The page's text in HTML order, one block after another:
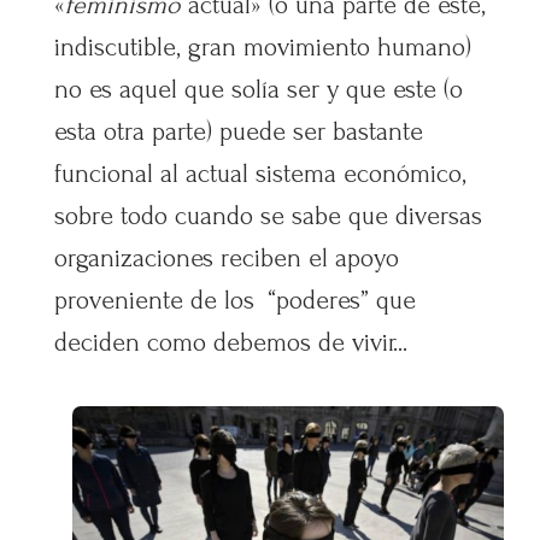
indiscutible, gran movimiento humano)
no es aquel que solía ser y que este (o
esta otra parte) puede ser bastante
funcional al actual sistema económico,
sobre todo cuando se sabe que diversas
organizaciones reciben el apoyo
proveniente de los “poderes” que
deciden como debemos de vivir…